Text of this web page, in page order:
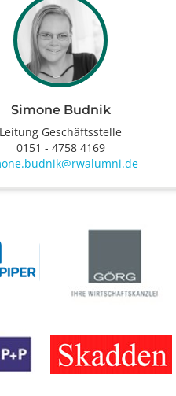
Simone Budnik
Leitung Geschäftsstelle
0151 - 4758 4169